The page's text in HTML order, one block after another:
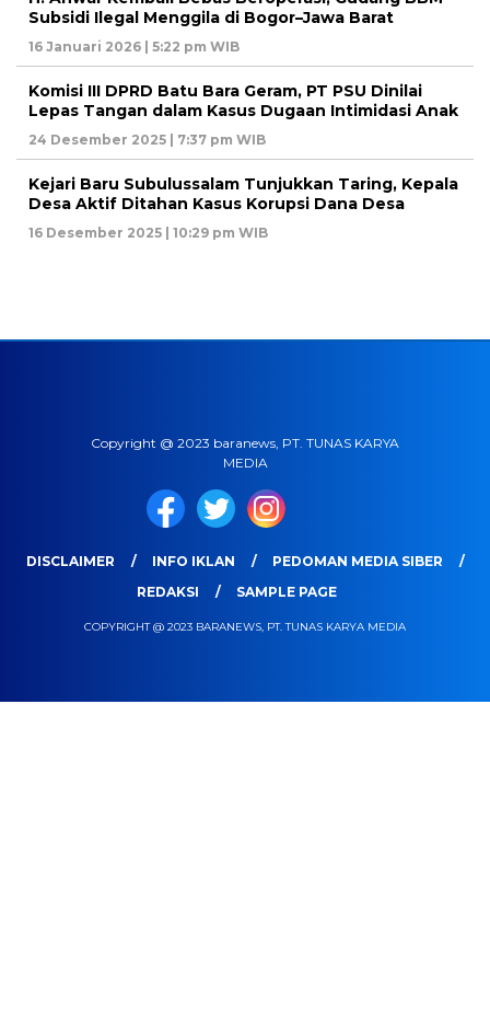
Subsidi Ilegal Menggila di Bogor–Jawa Barat
16 Januari 2026 | 5:22 pm WIB
Komisi III DPRD Batu Bara Geram, PT PSU Dinilai
Lepas Tangan dalam Kasus Dugaan Intimidasi Anak
24 Desember 2025 | 7:37 pm WIB
Kejari Baru Subulussalam Tunjukkan Taring, Kepala
Desa Aktif Ditahan Kasus Korupsi Dana Desa
16 Desember 2025 | 10:29 pm WIB
Copyright @ 2023 baranews, PT. TUNAS KARYA
MEDIA
DISCLAIMER INFO IKLAN
PEDOMAN MEDIA SIBER
REDAKSI
SAMPLE PAGE
COPYRIGHT @ 2023 BARANEWS, PT. TUNAS KARYA MEDIA